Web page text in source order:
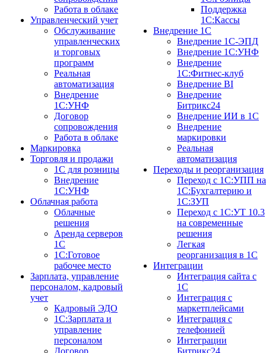
Работа в облаке
Управленческий учет
Обслуживание
управленческих
и торговых
программ
Реальная
автоматизация
Внедрение
1С:УНФ
Договор
сопровождения
Работа в облаке
Маркировка
Торговля и продажи
1С для розницы
Внедрение
1С:УНФ
Облачная работа
Облачные
решения
Аренда серверов
1С
1C:Готовое
рабочее место
Зарплата, управление
персоналом, кадровый
учет
Кадровый ЭДО
1С:Зарплата и
управление
персоналом
Договор
Поддержка
1С:Кассы
Внедрение 1С
Внедрение 1С-ЭПД
Внедрение 1С:УНФ
Внедрение
1С:Фитнес-клуб
Внедрение BI
Внедрение
Битрикс24
Внедрение ИИ в 1С
Внедрение
маркировки
Реальная
автоматизация
Переходы и реорганизация
Переход с 1С:УПП на
1С:Бухгалтерию и
1С:ЗУП
Переход с 1С:УТ 10.3
на современные
решения
Легкая
реорганизация в 1С
Интеграции
Интеграция сайта с
1С
Интеграция с
маркетплейсами
Интеграция с
телефонией
Интеграции
Битрикс24